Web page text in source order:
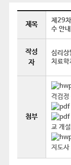
제목
제29
수 안내
작성
자
심리상
치료학
첨부
격검
교 개
지도